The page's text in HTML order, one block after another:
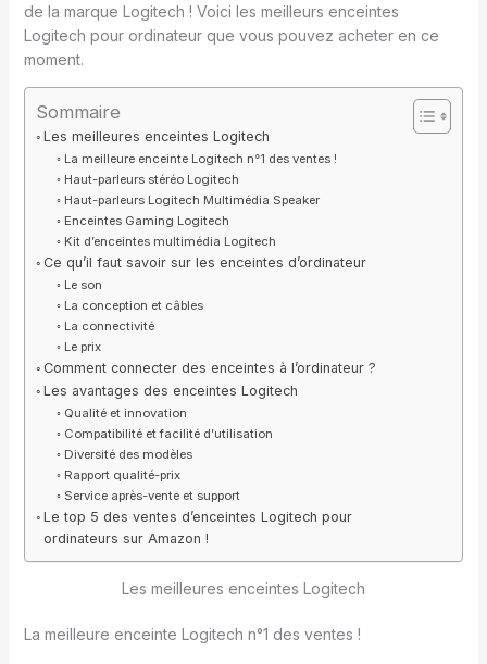
de la marque Logitech ! Voici les meilleurs enceintes
Logitech pour ordinateur que vous pouvez acheter en ce
moment.
Sommaire
Les meilleures enceintes Logitech
La meilleure enceinte Logitech n°1 des ventes !
Haut-parleurs stéréo Logitech
Haut-parleurs Logitech Multimédia Speaker
Enceintes Gaming Logitech
Kit d’enceintes multimédia Logitech
Ce qu’il faut savoir sur les enceintes d’ordinateur
Le son
La conception et câbles
La connectivité
Le prix
Comment connecter des enceintes à l’ordinateur ?
Les avantages des enceintes Logitech
Qualité et innovation
Compatibilité et facilité d’utilisation
Diversité des modèles
Rapport qualité-prix
Service après-vente et support
Le top 5 des ventes d’enceintes Logitech pour
ordinateurs sur Amazon !
Les meilleures enceintes Logitech
La meilleure enceinte Logitech n°1 des ventes !